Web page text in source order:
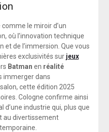
le miroir d’un
où l’innovation technique
et de l’immersion. Que vous
exclusivités sur jeux
Batman en réalité
immerger dans
cette édition 2025
Cologne confirme ainsi
d’une industrie qui, plus que
au divertissement